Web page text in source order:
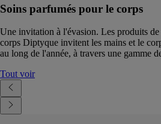
Soins parfumés pour le corps
Une invitation à l'évasion. Les produits
corps Diptyque invitent les mains et le
au long de l'année, à travers une gamme
Tout voir